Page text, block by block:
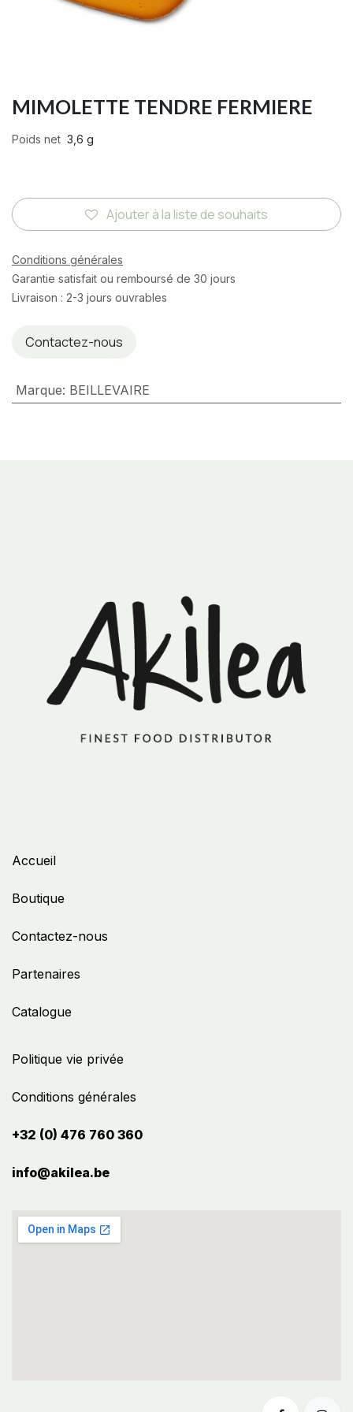
MIMOLETTE TENDRE FERMIERE
Poids net 3,6 g
Ajouter à la liste de souhaits
Conditions générales
Garantie satisfait ou remboursé de 30 jours
Livraison : 2-3 jours ouvrables
Contactez-nous
Marque: BEILLEVAIRE
Politique vie privée
Conditions générales
+32 (0) 476 760 360
info@akilea.be​
Accueil
Boutique
Contactez-nous
Partenaires
Catalogue